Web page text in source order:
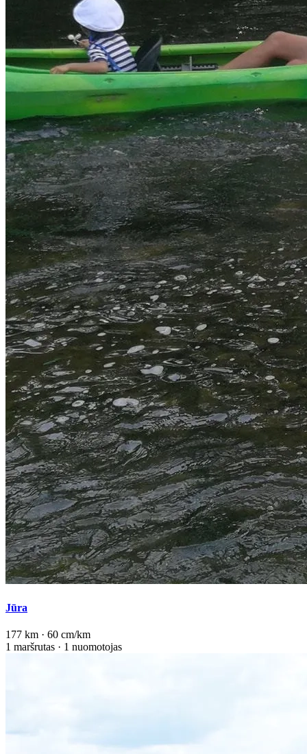
Jūra
177 km · 60 cm/km
1 maršrutas · 1 nuomotojas